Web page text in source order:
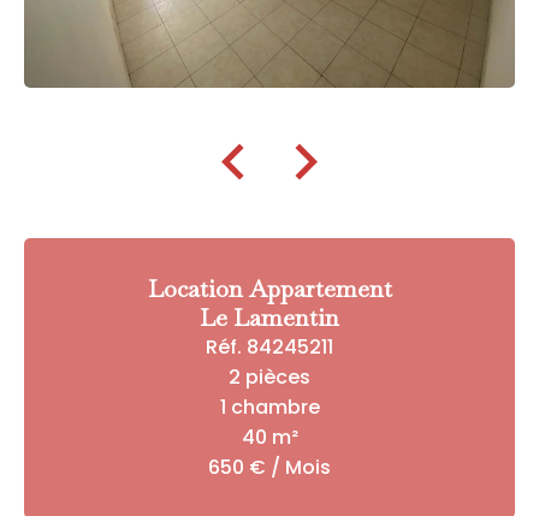
Location Appartement
Le Lamentin
Réf. 84245211
2 pièces
1 chambre
40 m²
650 € / Mois